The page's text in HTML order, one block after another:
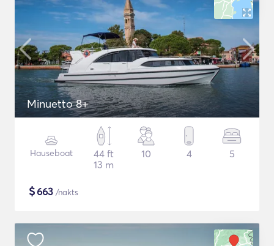
Minuetto 8+
Hauseboat
44 ft
13 m
10 4 5
$663 /nakts